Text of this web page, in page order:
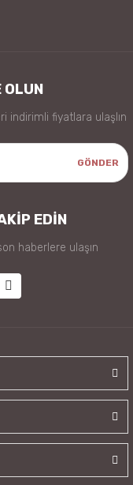
OLUN
indirimli fiyatlara ulaşlın
GÖNDER
EDİN
haberlere ulaşın